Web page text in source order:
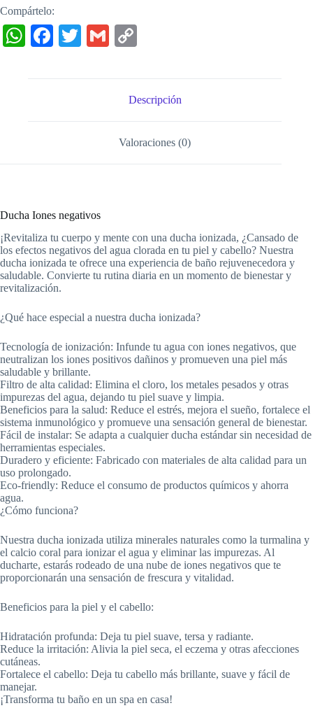
Compártelo:
W
ts
pp
Fa
bo
T
tte
G
ail y
Li
nk
Descripción
Valoraciones (0)
Ducha Iones negativos
¡Revitaliza tu cuerpo y mente con una ducha ionizada, ¿Cansado de
los efectos negativos del agua clorada en tu piel y cabello? Nuestra
ducha ionizada te ofrece una experiencia de baño rejuvenecedora y
saludable. Convierte tu rutina diaria en un momento de bienestar y
revitalización.
¿Qué hace especial a nuestra ducha ionizada?
Tecnología de ionización: Infunde tu agua con iones negativos, que
neutralizan los iones positivos dañinos y promueven una piel más
saludable y brillante.
Filtro de alta calidad: Elimina el cloro, los metales pesados y otras
impurezas del agua, dejando tu piel suave y limpia.
Beneficios para la salud: Reduce el estrés, mejora el sueño, fortalece el
sistema inmunológico y promueve una sensación general de bienestar.
Fácil de instalar: Se adapta a cualquier ducha estándar sin necesidad de
herramientas especiales.
Duradero y eficiente: Fabricado con materiales de alta calidad para un
uso prolongado.
Eco-friendly: Reduce el consumo de productos químicos y ahorra
agua.
¿Cómo funciona?
Nuestra ducha ionizada utiliza minerales naturales como la turmalina y
el calcio coral para ionizar el agua y eliminar las impurezas. Al
ducharte, estarás rodeado de una nube de iones negativos que te
proporcionarán una sensación de frescura y vitalidad.
Beneficios para la piel y el cabello:
Hidratación profunda: Deja tu piel suave, tersa y radiante.
Reduce la irritación: Alivia la piel seca, el eczema y otras afecciones
cutáneas.
Fortalece el cabello: Deja tu cabello más brillante, suave y fácil de
manejar.
¡Transforma tu baño en un spa en casa!